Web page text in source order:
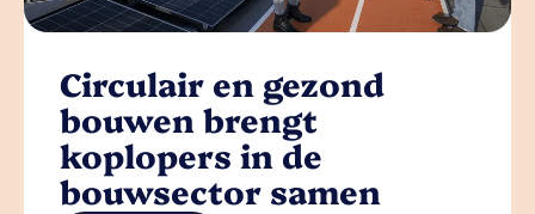
Circulair en gezond
bouwen brengt
koplopers in de
bouwsector samen